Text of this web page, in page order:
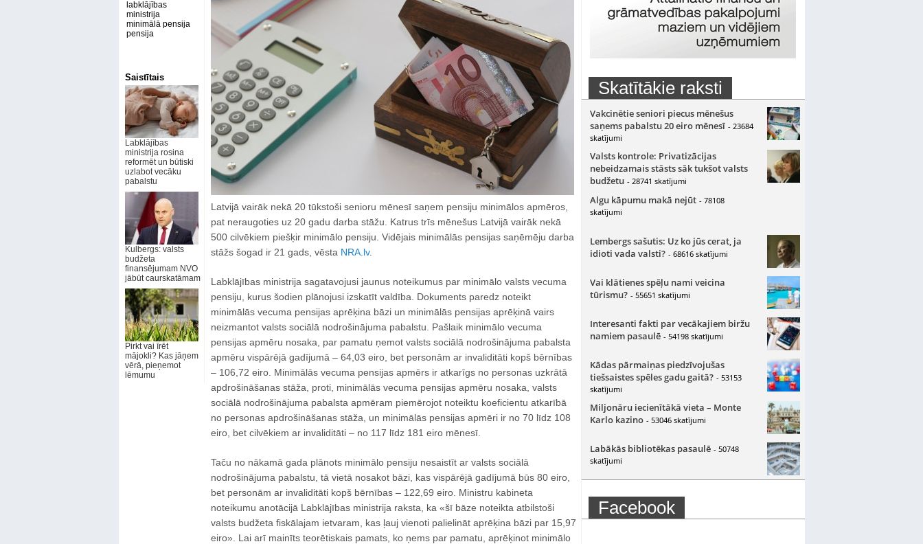
labklājības
ministrija
minimālā pensija
pensija
Saistītais
Labklājības
ministrija rosina
reformēt un būtiski
uzlabot vecāku
pabalstu
Kulbergs: valsts
budžeta
finansējumam NVO
jābūt caurskatāmam
Pirkt vai īrēt
mājokli? Kas jāņem
vērā, pieņemot
lēmumu
Latvijā vairāk nekā 20 tūkstoši senioru mēnesī saņem pensiju minimālos apmēros,
pat neraugoties uz 20 gadu darba stāžu. Katrus trīs mēnešus Latvijā vairāk nekā
500 cilvēkiem piešķir minimālo pensiju. Vidējais minimālās pensijas saņēmēju darba
stāžs šogad ir 21 gads, vēsta NRA.lv.
Labklājības ministrija sagatavojusi jaunus noteikumus par minimālo valsts vecuma
pensiju, kurus šodien plānojusi izskatīt valdība. Dokuments paredz noteikt
minimālās vecuma pensijas aprēķina bāzi un minimālās pensijas aprēķinā vairs
neizmantot valsts sociālā nodrošinājuma pabalstu. Pašlaik minimālo vecuma
pensijas apmēru nosaka, par pamatu ņemot valsts sociālā nodrošinājuma pabalsta
apmēru vispārējā gadījumā – 64,03 eiro, bet personām ar invaliditāti kopš bērnības
– 106,72 eiro. Minimālās vecuma pensijas apmērs ir atkarīgs no personas uzkrātā
apdrošināšanas stāža, proti, minimālās vecuma pensijas apmēru nosaka, valsts
sociālā nodrošinājuma pabalsta apmēram piemērojot noteiktu koeficientu atkarībā
no personas apdrošināšanas stāža, un minimālās pensijas apmēri ir no 70 līdz 108
eiro, bet cilvēkiem ar invaliditāti – no 117 līdz 181 eiro mēnesī.
Taču no nākamā gada plānots minimālo pensiju nesaistīt ar valsts sociālā
nodrošinājuma pabalstu, tā vietā nosakot bāzi, kas vispārējā gadījumā būs 80 eiro,
bet personām ar invaliditāti kopš bērnības – 122,69 eiro. Ministru kabineta
noteikumu anotācijā Labklājības ministrija raksta, ka «šī bāze noteikta atbilstoši
valsts budžeta fiskālajam ietvaram, kas ļauj vienoti palielināt aprēķina bāzi par 15,97
eiro». Lai arī mainīts teorētiskais pamats, ko ņems par pamatu, aprēķinot minimālo
Skatītākie raksti
Vakcinētie seniori piecus mēnešus
saņems pabalstu 20 eiro mēnesī - 23684
skatījumi
Valsts kontrole: Privatizācijas
nebeidzamais stāsts sāk tukšot valsts
budžetu - 28741 skatījumi
Algu kāpumu makā nejūt - 78108
skatījumi
Lembergs sašutis: Uz ko jūs cerat, ja
idioti vada valsti? - 68616 skatījumi
Vai klātienes spēļu nami veicina
tūrismu? - 55651 skatījumi
Interesanti fakti par vecākajiem biržu
namiem pasaulē - 54198 skatījumi
Kādas pārmaiņas piedzīvojušas
tiešsaistes spēles gadu gaitā? - 53153
skatījumi
Miljonāru iecienītākā vieta – Monte
Karlo kazino - 53046 skatījumi
Labākās bibliotēkas pasaulē - 50748
skatījumi
Facebook